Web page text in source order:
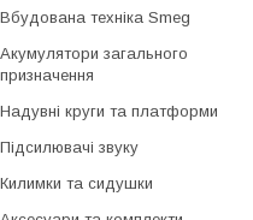
Вбудована техніка Smeg
Акумулятори загального
призначення
Надувні круги та платформи
Підсилювачі звуку
Килимки та сидушки